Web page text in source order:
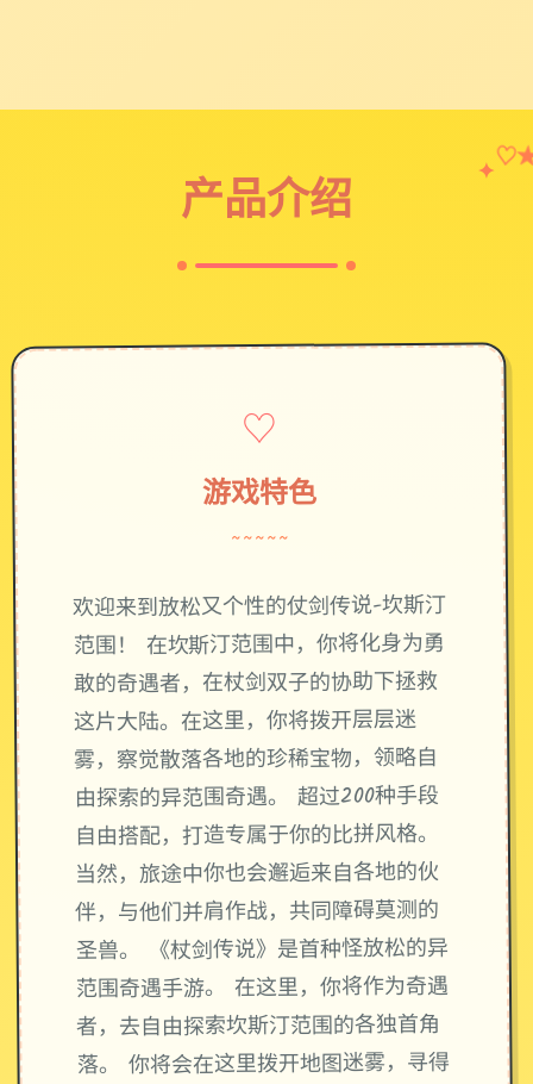
产品介绍
✦ ♡
♡
游戏特色
~~~~~
欢迎来到放松又个性的仗剑传说-坎斯汀
范围！ 在坎斯汀范围中，你将化身为勇
敢的奇遇者，在杖剑双子的协助下拯救
这片大陆。在这里，你将拨开层层迷
雾，察觉散落各地的珍稀宝物，领略自
由探索的异范围奇遇。 超过200种手段
自由搭配，打造专属于你的比拼风格。
当然，旅途中你也会邂逅来自各地的伙
伴，与他们并肩作战，共同障碍莫测的
圣兽。 《杖剑传说》是首种怪放松的异
范围奇遇手游。 在这里，你将作为奇遇
者，去自由探索坎斯汀范围的各独首角
落。 你将会在这里拨开地图迷雾，寻得